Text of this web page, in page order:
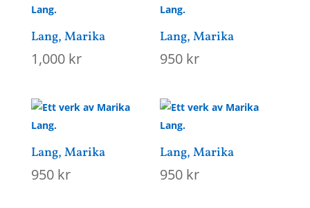
Lang, Marika
1,000 kr
Lang, Marika
950 kr
Lang, Marika
950 kr
Lang, Marika
950 kr